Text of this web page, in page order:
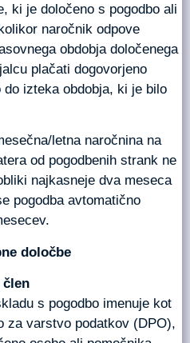
ki je določeno s pogodbo ali
naročnik odpove
obdobja določenega
plačati dogovorjeno
izteka obdobja, ki je bilo
letna naročnina na
od pogodbenih strank ne
najkasneje dva meseca
pogodba avtomatično
določbe
člen
s pogodbo imenuje kot
za varstvo podatkov (DPO),